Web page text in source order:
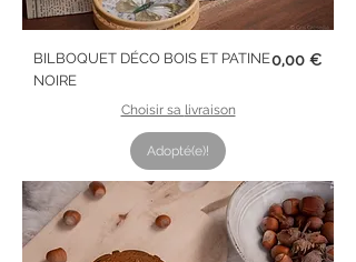
BILBOQUET DÉCO BOIS ET PATINE
NOIRE
Prix
0,00 €
Choisir sa livraison
Adopté(e)!